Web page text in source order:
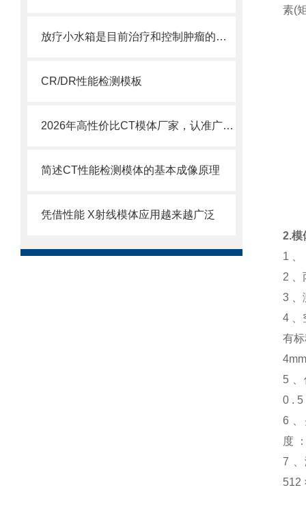
放疗小水箱是目前治疗和控制肿瘤的主要方法之一
CR/DR性能检测模板
2026年高性价比CT模体厂家，认准广东粤森雅！
简述CT性能检测模体的基本成像原理
凭借性能 X射线模体应用越来越广泛
素(
2.模
1 、
2 、
3 、
4 、
有
5
0 . 5
6
度
7
512